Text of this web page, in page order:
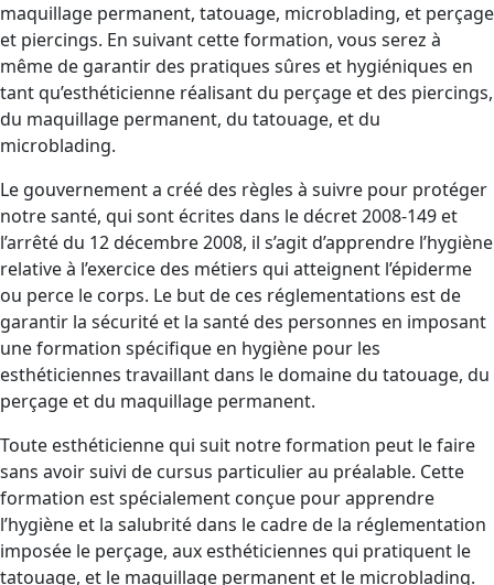
maquillage permanent, tatouage, microblading, et perçage
et piercings. En suivant cette formation, vous serez à
même de garantir des pratiques sûres et hygiéniques en
tant qu’esthéticienne réalisant du perçage et des piercings,
du maquillage permanent, du tatouage, et du
microblading.
Le gouvernement a créé des règles à suivre pour protéger
notre santé, qui sont écrites dans le décret 2008-149 et
l’arrêté du 12 décembre 2008, il s’agit d’apprendre l’hygiène
relative à l’exercice des métiers qui atteignent l’épiderme
ou perce le corps. Le but de ces réglementations est de
garantir la sécurité et la santé des personnes en imposant
une formation spécifique en hygiène pour les
esthéticiennes travaillant dans le domaine du tatouage, du
perçage et du maquillage permanent.
Toute esthéticienne qui suit notre formation peut le faire
sans avoir suivi de cursus particulier au préalable. Cette
formation est spécialement conçue pour apprendre
l’hygiène et la salubrité dans le cadre de la réglementation
imposée le perçage, aux esthéticiennes qui pratiquent le
tatouage, et le maquillage permanent et le microblading.